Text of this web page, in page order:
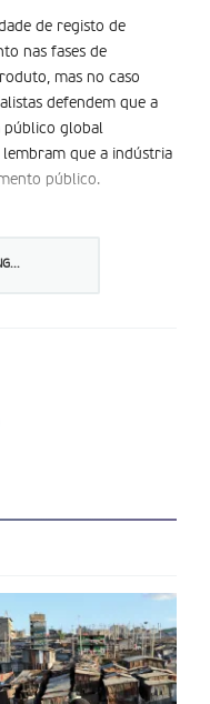
de registo de
nas fases de
mas no caso
defendem que a
público global
lembram que a indústria
público.
que o conhecimento